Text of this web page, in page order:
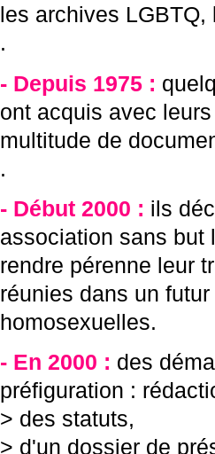
les archives LGBTQ,
.
- Depuis 1975 :
ont acquis avec
multitude de
.
- Début 2000 : ils
association sans but
rendre pérenne leur
réunies dans un
homosexuelles.
- En 2000 : des
préfiguration :
> des statuts,
> d'un dossier de